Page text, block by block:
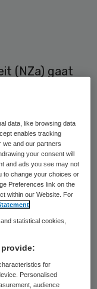
(NZa) gaat
en
van
De NZa wil
naar de
en
data, like browsing data
enables tracking
we and our partners
your consent will
and ads you see may not
to change your choices or
Preferences link on the
within our Website. For
statistical cookies,
for
Personalised
audience